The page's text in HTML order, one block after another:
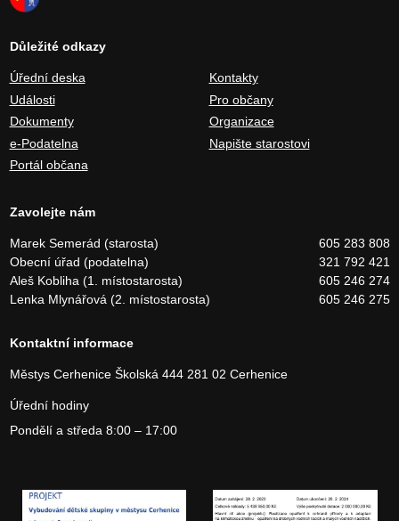
Důležité odkazy
Úřední deska
Události
Dokumenty
e-Podatelna
Portál občana
Kontakty
Pro občany
Organizace
Napište starostovi
Zavolejte nám
Marek Semerád (starosta)
605 283 808
Obecní úřad (podatelna)
321 792 421
Aleš Kobliha (1. místostarosta)
605 246 274
Lenka Mlynářová (2. místostarosta)
605 246 275
Kontaktní informace
Městys CerheniceŠkolská 444281 02 Cerhenice
Úřední hodiny
Pondělí a středa 8:00 – 17:00